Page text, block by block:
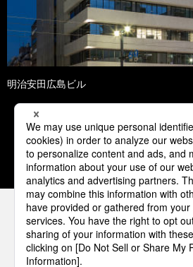
明治安田広島ビル
1 2 3 4
パナソニックの電気設備